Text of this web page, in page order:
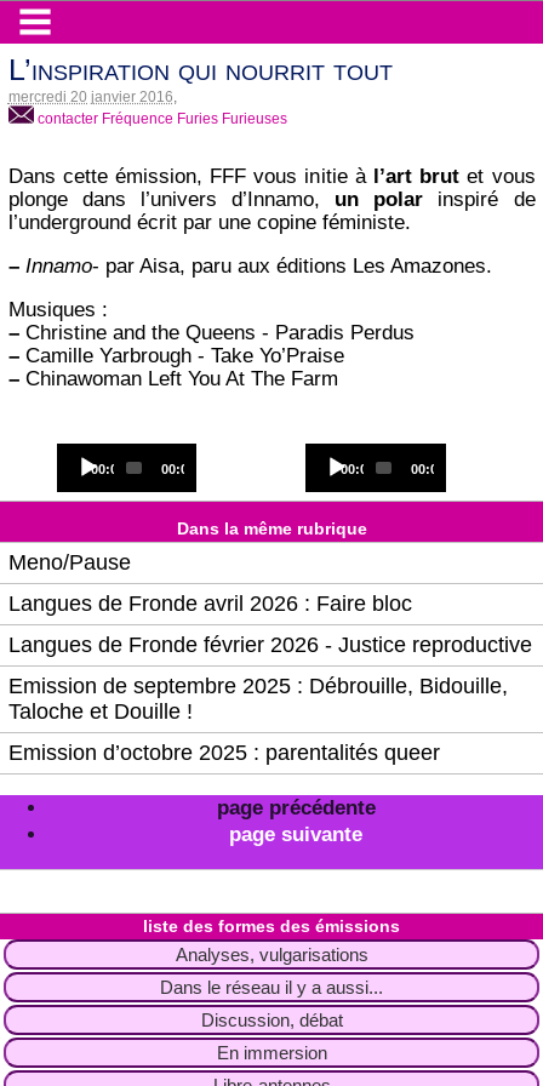
L’inspiration qui nourrit tout
mercredi 20 janvier 2016
contacter Fréquence Furies Furieuses
Dans cette émission, FFF vous initie à l’art brut et vous
plonge dans l’univers d’Innamo, un polar inspiré de
l’underground écrit par une copine féministe.
– Innamo- par Aisa, paru aux éditions Les Amazones.
Musiques :
–Christine and the Queens - Paradis Perdus
–Camille Yarbrough - Take Yo’Praise
–Chinawoman Left You At The Farm
Player
Current
00:00
Total
00:00
Player
Current
00:00
Total
00:00
Dans la même rubrique
Meno/Pause
Langues de Fronde avril 2026 : Faire bloc
Langues de Fronde février 2026 - Justice reproductive
Emission de septembre 2025 : Débrouille, Bidouille,
Taloche et Douille !
Emission d’octobre 2025 : parentalités queer
page précédente
page suivante
liste des formes des émissions
Analyses, vulgarisations
Dans le réseau il y a aussi...
Discussion, débat
En immersion